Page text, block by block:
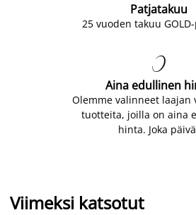
Patjatakuu
25 vuoden takuu

Aina edullinen
Olemme valinneet laajan
tuotteita, joilla on aina
hinta. Joka
Viimeksi katsotut